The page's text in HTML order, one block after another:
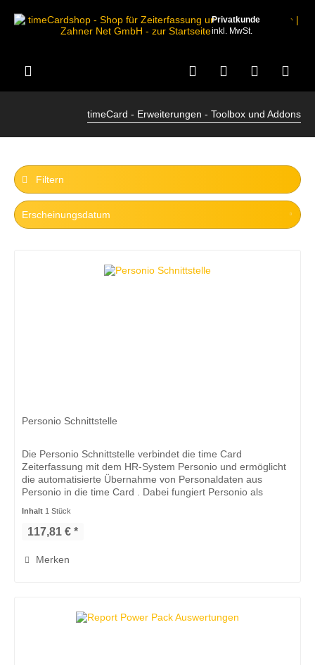
Privatkunde
inkl. MwSt.
timeCard - Erweiterungen - Toolbox und Addons
Filtern
Personio Schnittstelle
Die Personio Schnittstelle verbindet die time Card
Zeiterfassung mit dem HR-System Personio und ermöglicht
die automatisierte Übernahme von Personaldaten aus
Personio in die time Card . Dabei fungiert Personio als
Inhalt 1 Stück
117,81 € *
Merken